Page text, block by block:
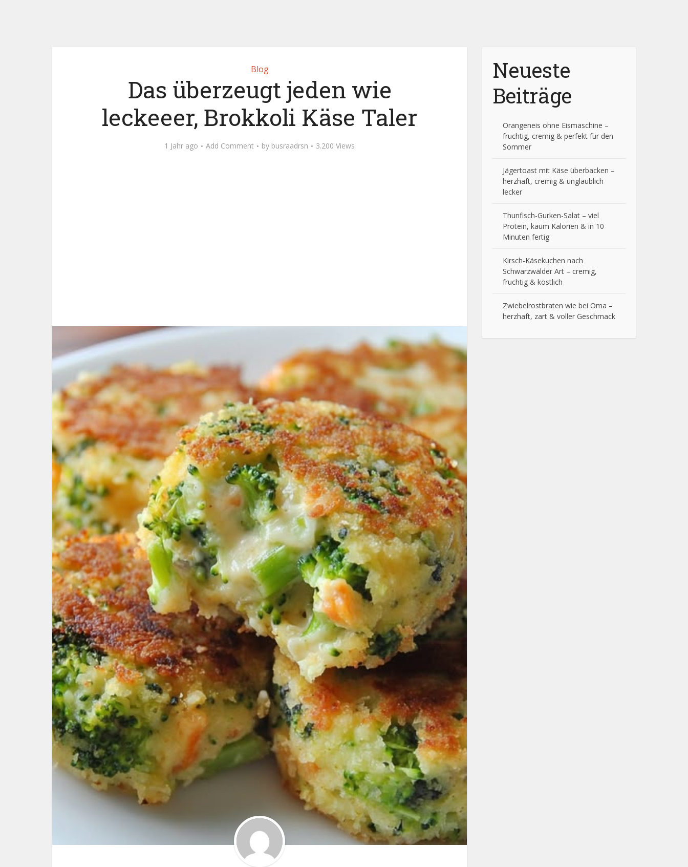
Blog
Das überzeugt jeden wie
leckeeer, Brokkoli Käse Taler
1 Jahr ago Add Comment by busraadrsn 3.200 Views
Neueste
Beiträge
Orangeneis ohne Eismaschine –
fruchtig, cremig & perfekt für den
Sommer
Jägertoast mit Käse überbacken –
herzhaft, cremig & unglaublich
lecker
Thunfisch-Gurken-Salat – viel
Protein, kaum Kalorien & in 10
Minuten fertig
Kirsch-Käsekuchen nach
Schwarzwälder Art – cremig,
fruchtig & köstlich
Zwiebelrostbraten wie bei Oma –
herzhaft, zart & voller Geschmack